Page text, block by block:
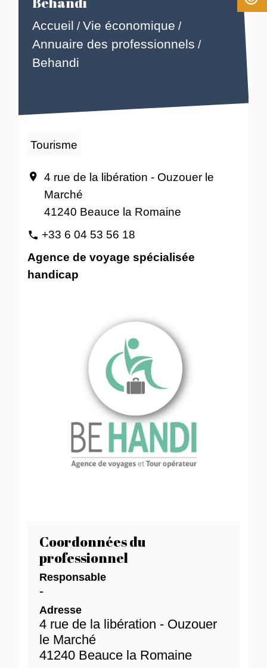
Accueil /Vie économique /
Annuaire des professionnels /
Behandi
Tourisme
location_on
4 rue de la libération - Ouzouer le
Marché
41240 Beauce la Romaine
phone +33 6 04 53 56 18
Agence de voyage spécialisée
handicap
Coordonnées du
professionnel
Responsable
-
Adresse
4 rue de la libération - Ouzouer
le Marché
41240 Beauce la Romaine